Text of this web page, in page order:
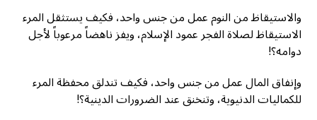
والاستيقاظ من النوم عمل من جنس واحد، فكيف يستثقل المرء
الاستيقاظ لصلاة الفجر عمود الإسلام، ويفز ناهضاً مرعوباً لأجل
دوامه؟!
وإنفاق المال عمل من جنس واحد، فكيف تندلق محفظة المرء
للكماليات الدنيوية، وتنخنق عند الضرورات الدينية؟!